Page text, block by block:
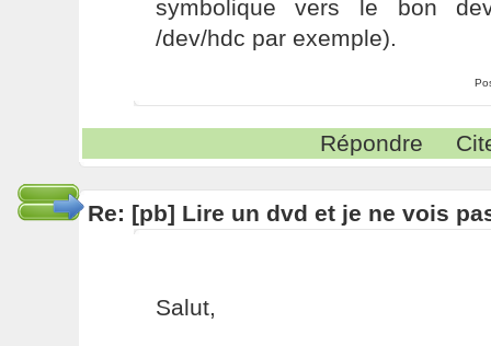
symbolique vers le bon
/dev/hdc par exemple).
Répondre
Re: [pb] Lire un dvd et je ne vois
Salut,